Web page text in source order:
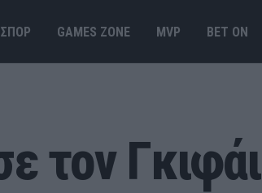
ΣΠΟΡ GAMES ΖΟΝΕ MVP BET ΟΝ
τον Γκιφάι